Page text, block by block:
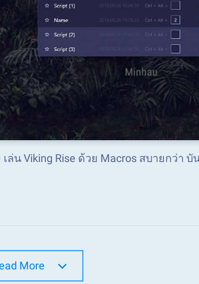
เล่น Viking Rise ด้วย Macros สบายกว่า
More